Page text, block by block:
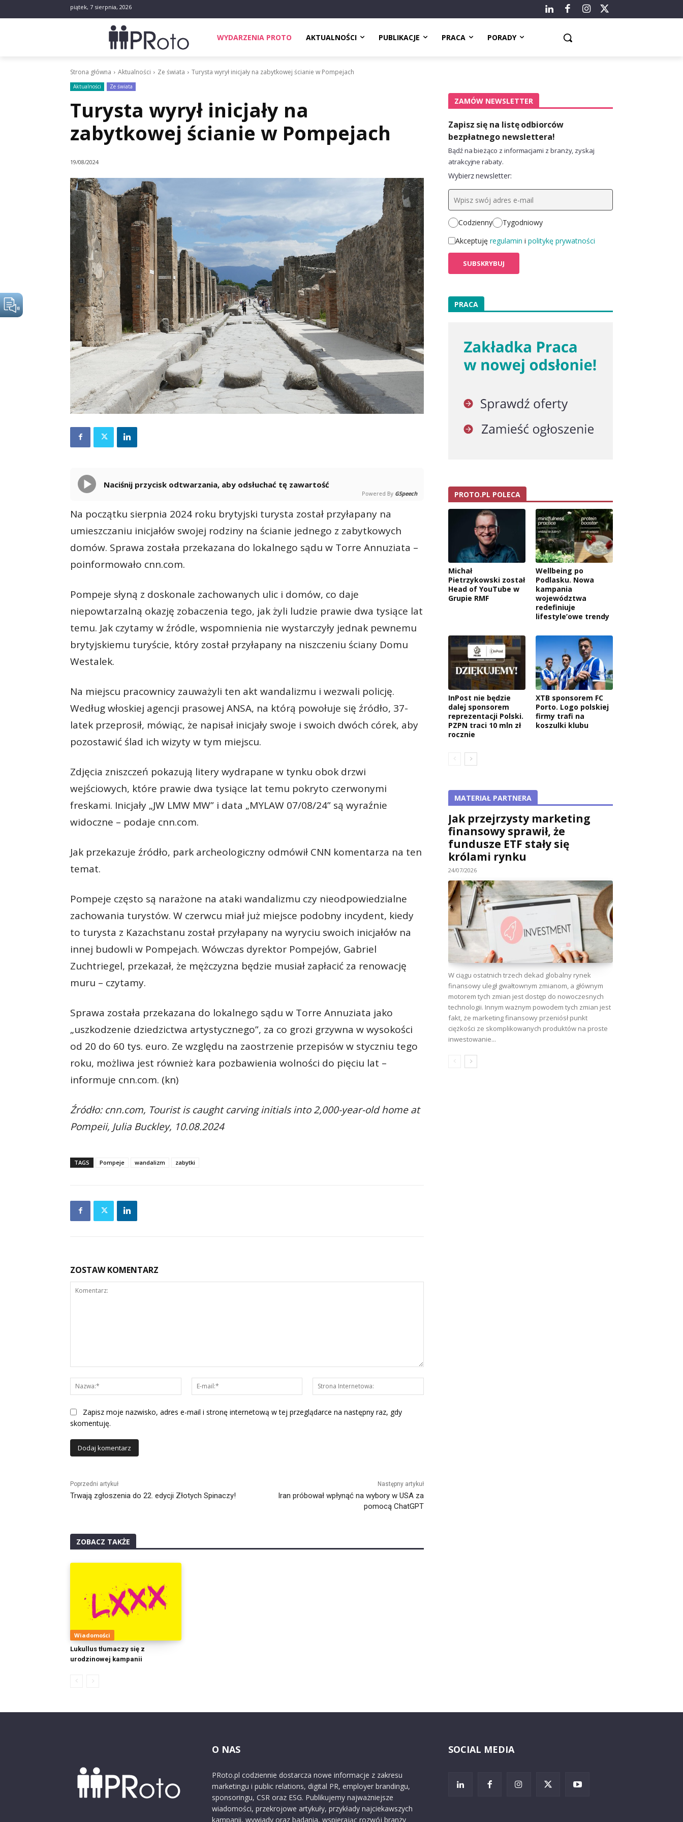
piątek, 7 sierpnia, 2026
WYDARZENIA PROTO AKTUALNOŚCI PUBLIKACJE PRACA PORADY
Strona główna Aktualności Ze świata Turysta wyrył inicjały na zabytkowej ścianie w Pompejach
Aktualności Ze świata
Turysta wyrył inicjały na
zabytkowej ścianie w Pompejach
19/08/2024
Naciśnij przycisk odtwarzania, aby odsłuchać tę zawartość
Powered By GSpeech
Na początku sierpnia 2024 roku brytyjski turysta został przyłapany na
umieszczaniu inicjałów swojej rodziny na ścianie jednego z zabytkowych
domów. Sprawa została przekazana do lokalnego sądu w Torre Annuziata –
poinformowało cnn.com.
Pompeje słyną z doskonale zachowanych ulic i domów, co daje
niepowtarzalną okazję zobaczenia tego, jak żyli ludzie prawie dwa tysiące lat
temu. Jak czytamy w źródle, wspomnienia nie wystarczyły jednak pewnemu
brytyjskiemu turyście, który został przyłapany na niszczeniu ściany Domu
Westalek.
Na miejscu pracownicy zauważyli ten akt wandalizmu i wezwali policję.
Według włoskiej agencji prasowej ANSA, na którą powołuje się źródło, 37-
latek przeprosił, mówiąc, że napisał inicjały swoje i swoich dwóch córek, aby
pozostawić ślad ich wizyty w tym miejscu.
Zdjęcia zniszczeń pokazują litery wydrapane w tynku obok drzwi
wejściowych, które prawie dwa tysiące lat temu pokryto czerwonymi
freskami. Inicjały „JW LMW MW” i data „MYLAW 07/08/24” są wyraźnie
widoczne – podaje cnn.com.
Jak przekazuje źródło, park archeologiczny odmówił CNN komentarza na ten
temat.
Pompeje często są narażone na ataki wandalizmu czy nieodpowiedzialne
zachowania turystów. W czerwcu miał już miejsce podobny incydent, kiedy
to turysta z Kazachstanu został przyłapany na wyryciu swoich inicjałów na
innej budowli w Pompejach. Wówczas dyrektor Pompejów, Gabriel
Zuchtriegel, przekazał, że mężczyzna będzie musiał zapłacić za renowację
muru – czytamy.
Sprawa została przekazana do lokalnego sądu w Torre Annuziata jako
„uszkodzenie dziedzictwa artystycznego”, za co grozi grzywna w wysokości
od 20 do 60 tys. euro. Ze względu na zaostrzenie przepisów w styczniu tego
roku, możliwa jest również kara pozbawienia wolności do pięciu lat –
informuje cnn.com. (kn)
Źródło: cnn.com, Tourist is caught carving initials into 2,000-year-old home at
Pompeii, Julia Buckley, 10.08.2024
TAGS Pompeje wandalizm zabytki
ZOSTAW KOMENTARZ
Nazwa:*
mail:*
Internetowa:
Zapisz moje nazwisko, adres e-mail i stronę internetową w tej przeglądarce na następny raz, gdy
skomentuję.
Poprzedni artykuł
Trwają zgłoszenia do 22. edycji Złotych Spinaczy!
Następny artykuł
Iran próbował wpłynąć na wybory w USA za
pomocą ChatGPT
ZOBACZ TAKŻE
Wiadomości
Lukullus tłumaczy się z
urodzinowej kampanii
ZAMÓW NEWSLETTER
Zapisz się na listę odbiorców
bezpłatnego newslettera!
Bądź na bieżąco z informacjami z branży, zyskaj
atrakcyjne rabaty.
Wybierz newsletter:
Codzienny
Tygodniowy
Akceptuję regulamin i politykę prywatności
PRACA
PROTO.PL POLECA
Michał
Pietrzykowski został
Head of YouTube w
Grupie RMF
Wellbeing po
Podlasku. Nowa
kampania
województwa
redefiniuje
lifestyle’owe trendy
InPost nie będzie
dalej sponsorem
reprezentacji Polski.
PZPN traci 10 mln zł
rocznie
XTB sponsorem FC
Porto. Logo polskiej
firmy trafi na
koszulki klubu
MATERIAŁ PARTNERA
Jak przejrzysty marketing
finansowy sprawił, że
fundusze ETF stały się
królami rynku
24/07/2026
W ciągu ostatnich trzech dekad globalny rynek
finansowy uległ gwałtownym zmianom, a głównym
motorem tych zmian jest dostęp do nowoczesnych
technologii. Innym ważnym powodem tych zmian jest
fakt, że marketing finansowy przeniósł punkt
ciężkości ze skomplikowanych produktów na proste
inwestowanie...
O NAS
PRoto.pl codziennie dostarcza nowe informacje z zakresu
marketingu i public relations, digital PR, employer brandingu,
sponsoringu, CSR oraz ESG. Publikujemy najważniejsze
wiadomości, przekrojowe artykuły, przykłady najciekawszych
kampanii, wywiady oraz badania, wspierając rozwój branży
SOCIAL MEDIA